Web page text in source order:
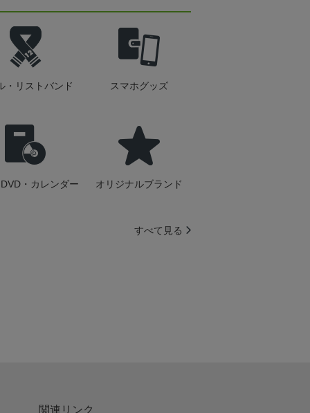
・リストバンド スマホグッズ
・カレンダー オリジナルブランド
すべて見る
関連リンク